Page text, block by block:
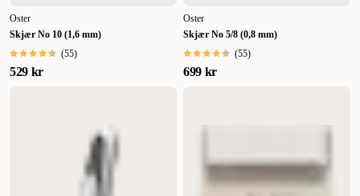
Oster
Skjær No 10 (1,6 mm)
(55)
529 kr
Oster
Skjær No 5/8 (0,8 mm)
(55)
699 kr